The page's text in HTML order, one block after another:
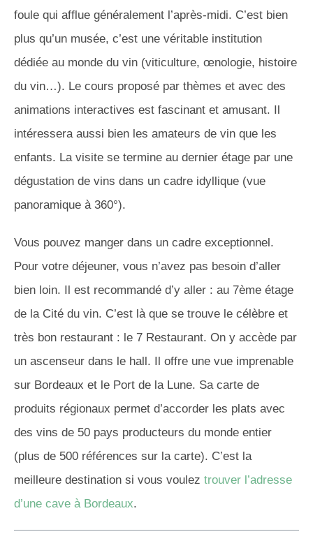
foule qui afflue généralement l’après-midi. C’est bien
plus qu’un musée, c’est une véritable institution
dédiée au monde du vin (viticulture, œnologie, histoire
du vin…). Le cours proposé par thèmes et avec des
animations interactives est fascinant et amusant. Il
intéressera aussi bien les amateurs de vin que les
enfants. La visite se termine au dernier étage par une
dégustation de vins dans un cadre idyllique (vue
panoramique à 360°).
Vous pouvez manger dans un cadre exceptionnel.
Pour votre déjeuner, vous n’avez pas besoin d’aller
bien loin. Il est recommandé d’y aller : au 7ème étage
de la Cité du vin. C’est là que se trouve le célèbre et
très bon restaurant : le 7 Restaurant. On y accède par
un ascenseur dans le hall. Il offre une vue imprenable
sur Bordeaux et le Port de la Lune. Sa carte de
produits régionaux permet d’accorder les plats avec
des vins de 50 pays producteurs du monde entier
(plus de 500 références sur la carte). C’est la
meilleure destination si vous voulez trouver l’adresse
d’une cave à Bordeaux.